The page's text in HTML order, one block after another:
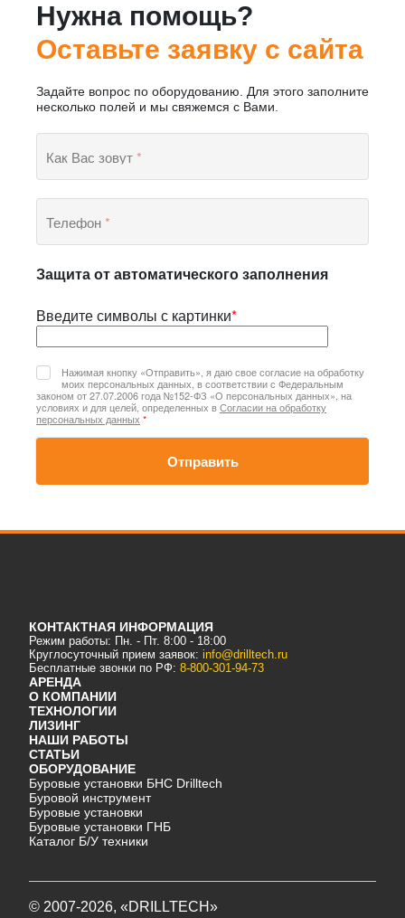
Нужна помощь?
Оставьте заявку с сайта
Задайте вопрос по оборудованию. Для этого заполните
несколько полей и мы свяжемся с Вами.
Как Вас зовут*
Телефон*
Защита от автоматического заполнения
Введите символы с картинки*
Нажимая кнопку «Отправить», я даю свое согласие на обработку
моих персональных данных, в соответствии с Федеральным
законом от 27.07.2006 года №152-ФЗ «О персональных данных», на
условиях и для целей, определенных вСогласии на обработку
персональных данных *
Отправить
КОНТАКТНАЯ ИНФОРМАЦИЯ
Режим работы: Пн. - Пт. 8:00 - 18:00
Круглосуточный прием заявок: info@drilltech.ru
Бесплатные звонки по РФ: 8-800-301-94-73
АРЕНДА
О КОМПАНИИ
ТЕХНОЛОГИИ
ЛИЗИНГ
НАШИ РАБОТЫ
СТАТЬИ
ОБОРУДОВАНИЕ
Буровые установки БНС Drilltech
Буровой инструмент
Буровые установки
Буровые установки ГНБ
Каталог Б/У техники
© 2007-2026, «DRILLTECH»